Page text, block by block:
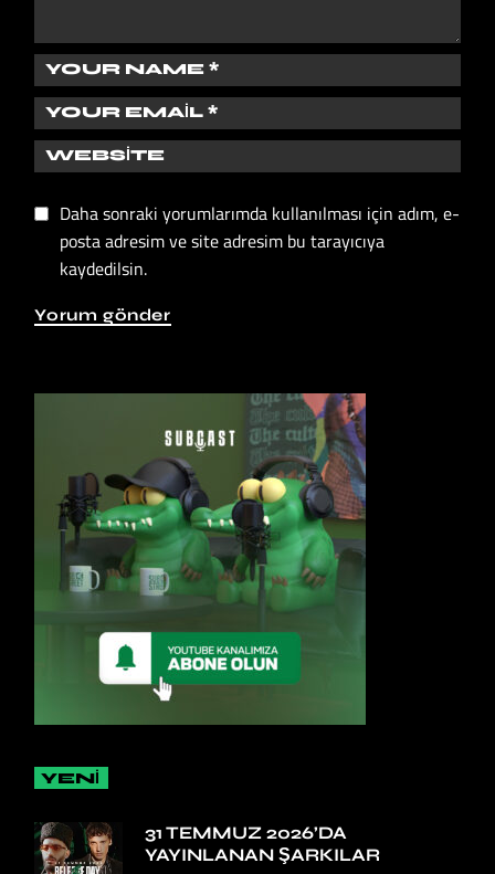
Daha sonraki yorumlarımda kullanılması için adım, e-
posta adresim ve site adresim bu tarayıcıya
kaydedilsin.
Yorum gönder
YENİ
31 TEMMUZ 2026’DA
YAYINLANAN ŞARKILAR